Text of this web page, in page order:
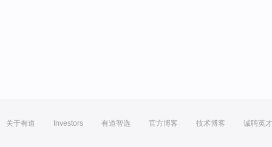
关于有道 Investors 有道智选 官方博客 技术博客 诚聘英才